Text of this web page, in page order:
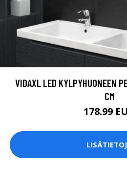
VIDAXL LED KYLPYHUONEEN
CM
178.99